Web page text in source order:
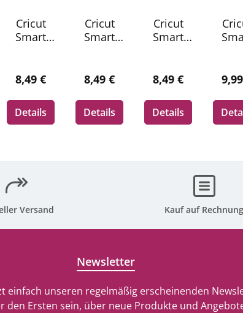
Cricut
Smart
ble
1 sheet
(Blue)
Regulärer Preis:
8,49 €
Details
Cricut
Smart
ble
1 sheet
(Mint)
Regulärer Preis:
8,49 €
Details
Cricut
Smart
ble
1 sheet
(White)
Regulärer Preis:
8,49 €
Details
nt
1
Versand Kauf auf Rechnung
Newsletter
einfach unseren regelmäßig erscheinenden
den Ersten sein, über neue Produkte und